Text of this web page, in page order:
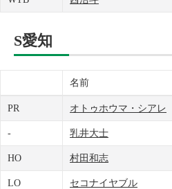
S愛知
名前
PR オトゥホウマ・シアレ
- 乳井大士
HO 村田和志
LO セコナイヤブル